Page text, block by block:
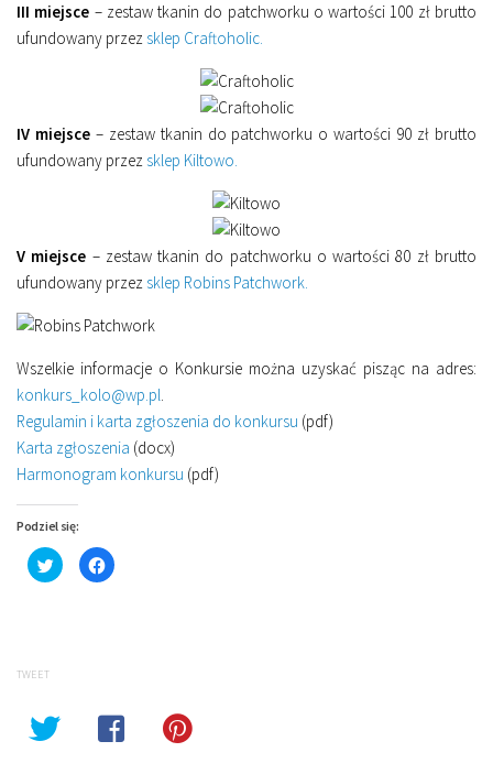
III miejsce – zestaw tkanin do patchworku o wartości 100 zł brutto
ufundowany przez sklep Craftoholic.
IV miejsce– zestaw tkanin do patchworku o wartości 90 zł brutto
ufundowany przez sklep Kiltowo.
V miejsce – zestaw tkanin do patchworku o wartości 80 zł brutto
ufundowany przez sklep Robins Patchwork.
Wszelkie informacje o Konkursie można uzyskać pisząc na adres:
konkurs_kolo@wp.pl.
Regulamin i karta zgłoszenia do konkursu (pdf)
Karta zgłoszenia (docx)
Harmonogram konkursu (pdf)
Podziel się:
Click
to
share
Click
to
TWEET